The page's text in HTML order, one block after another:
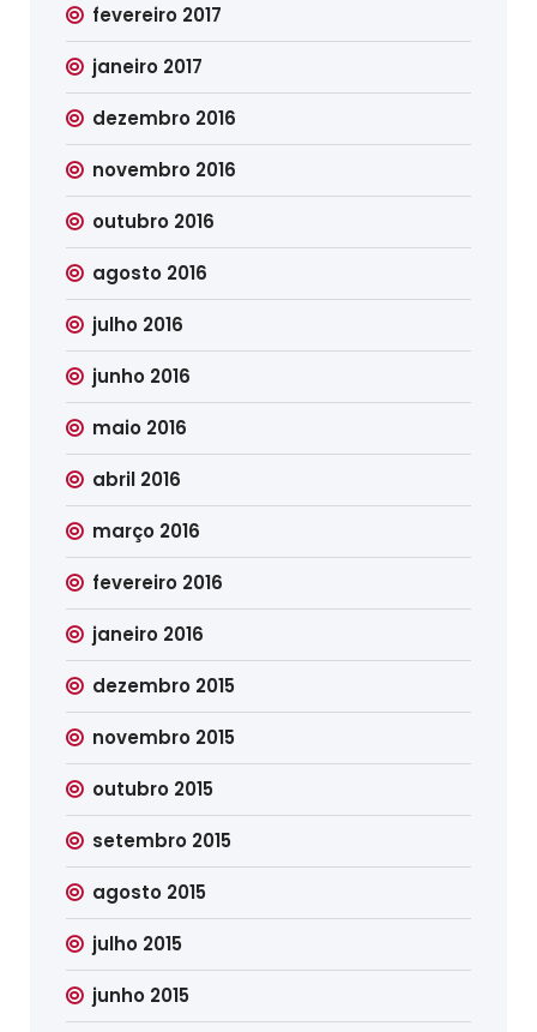
fevereiro 2017
janeiro 2017
dezembro 2016
novembro 2016
outubro 2016
agosto 2016
julho 2016
junho 2016
maio 2016
abril 2016
março 2016
fevereiro 2016
janeiro 2016
dezembro 2015
novembro 2015
outubro 2015
setembro 2015
agosto 2015
julho 2015
junho 2015